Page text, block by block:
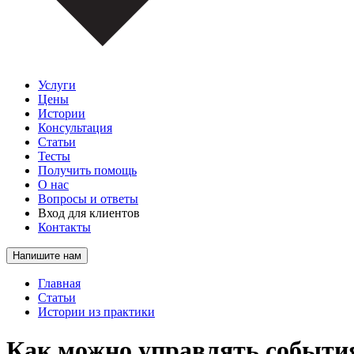
Услуги
Цены
Истории
Консультация
Статьи
Тесты
Получить помощь
О нас
Вопросы и ответы
Вход для клиентов
Контакты
Напишите нам
Главная
Статьи
Истории из практики